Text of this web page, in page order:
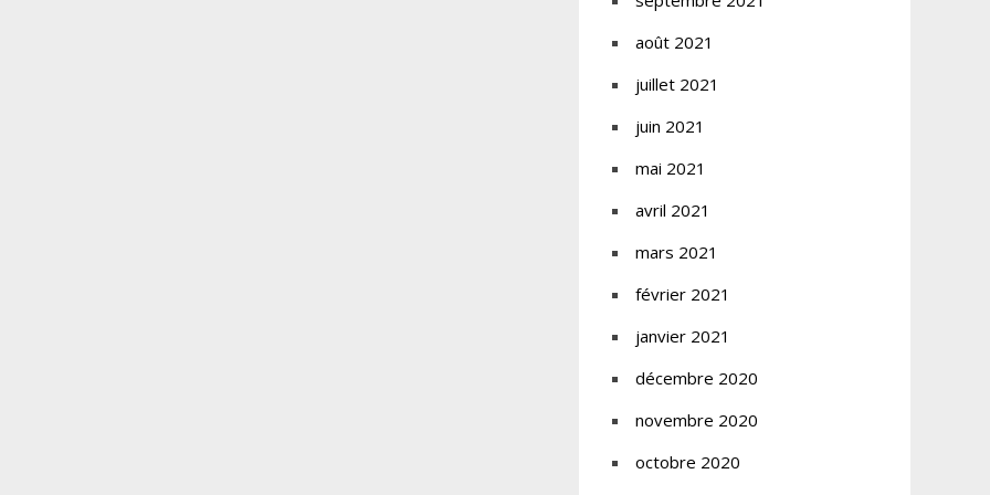
août 2021
juillet 2021
juin 2021
mai 2021
avril 2021
mars 2021
février 2021
janvier 2021
décembre 2020
novembre 2020
octobre 2020